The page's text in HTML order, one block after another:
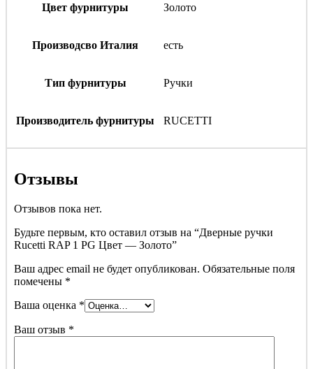
Цвет фурнитуры Золото
Производсво Италия есть
Тип фурнитуры Ручки
Производитель фурнитуры RUCETTI
Отзывы
Отзывов пока нет.
Будьте первым, кто оставил отзыв на “Дверные ручки
Rucetti RAP 1 PG Цвет — Золото”
Ваш адрес email не будет опубликован. Обязательные поля
помечены *
Ваша оценка *
Ваш отзыв *